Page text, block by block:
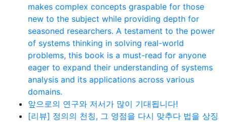
makes complex concepts graspable for those
new to the subject while providing depth for
seasoned researchers. A testament to the power
of systems thinking in solving real-world
problems, this book is a must-read for anyone
eager to expand their understanding of systems
analysis and its applications across various
domains.
앞으로의 연구와 저서가 많이 기대됩니다!
[리뷰] 정의의 천칭, 그 영점을 다시 맞추다 법을 상징